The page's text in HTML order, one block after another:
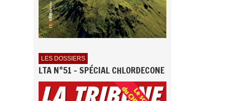
LES DOSSIERS
LTA N°51 - SPÉCIAL CHLORDECONE